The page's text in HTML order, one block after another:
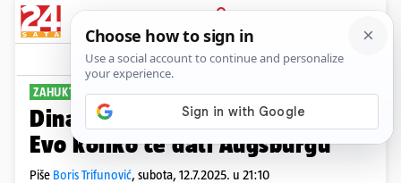
PRIJAVA
Sport Komentari
ZAHUKTAVA SE
Dinamo ruši rekord za Belju?!
Evo koliko će dati Augsburgu
Piše Boris Trifunović, subota, 12.7.2025. u 21:10